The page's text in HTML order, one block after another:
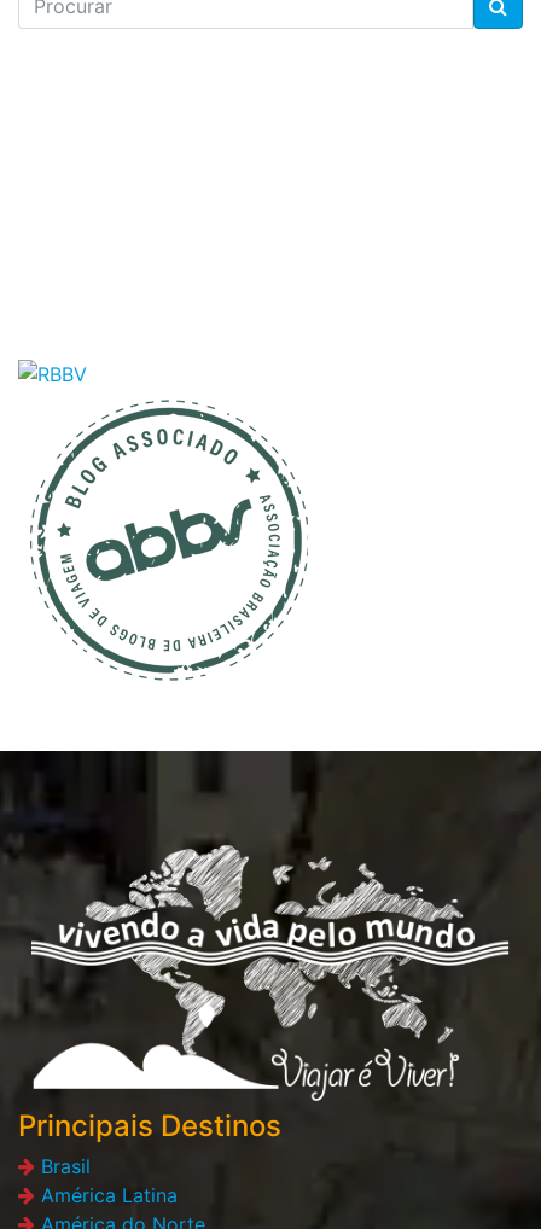
Principais Destinos
Brasil
América Latina
América do Norte